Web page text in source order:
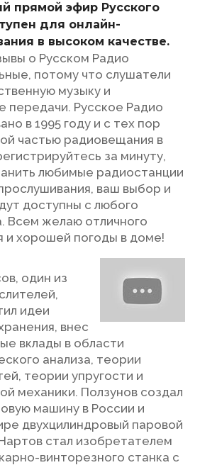
прямой эфир Русского
для онлайн-
в высоком качестве.
о Русском Радио
потому что слушатели
музыку и
передачи. Русское Радио
в 1995 году и с тех пор
частью радиовещания в
за минуту,
любимые радиостанции
ваш выбор и
доступны с любого
Всем желаю отличного
и хорошей погоды в доме!
один из
идеи
внес
вклады в области
анализа, теории
теории упругости и
механики. Ползунов создал
машину в России и
двухцилиндровый паровой
стал изобретателем
винторезного станка с